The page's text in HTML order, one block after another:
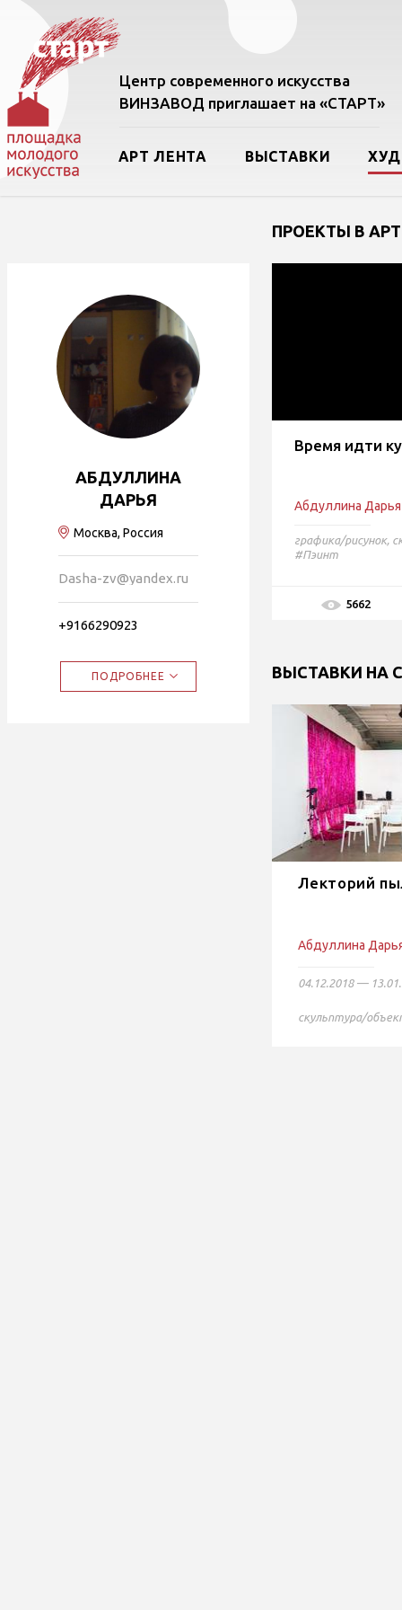
Центр современного искусства
ВИНЗАВОД приглашает на «СТАРТ»
АРТ ЛЕНТА ВЫСТАВКИ
АБДУЛЛИНА
ДАРЬЯ
Москва, Россия
Dasha-zv@yandex.ru
+9166290923
ПОДРОБНЕЕ
ПРОЕКТЫ В
Время идти
Абдуллина Дарья
графика/рисунок,
#Пэинт
5662
ВЫСТАВКИ НА
Лекторий
Абдуллина
04.12.2018 —
скульптура/